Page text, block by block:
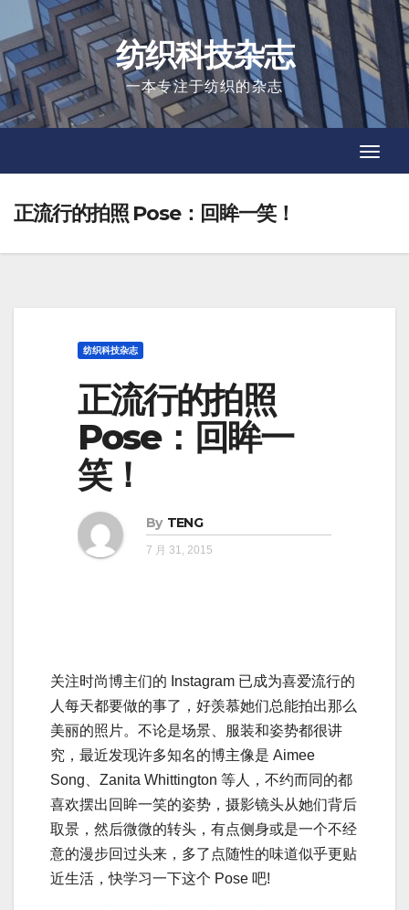
to
content
纺织科技杂志
一本专注于纺织的杂志
正流行的拍照 Pose：回眸一笑！
纺织科技杂志
正流行的拍照
Pose：回眸一
笑！
By TENG
7 月 31, 2015
关注时尚博主们的 Instagram 已成为喜爱流行的
人每天都要做的事了，好羡慕她们总能拍出那么
美丽的照片。不论是场景、服装和姿势都很讲
究，最近发现许多知名的博主像是 Aimee
Song、Zanita Whittington 等人，不约而同的都
喜欢摆出回眸一笑的姿势，摄影镜头从她们背后
取景，然后微微的转头，有点侧身或是一个不经
意的漫步回过头来，多了点随性的味道似乎更贴
近生活，快学习一下这个 Pose 吧!